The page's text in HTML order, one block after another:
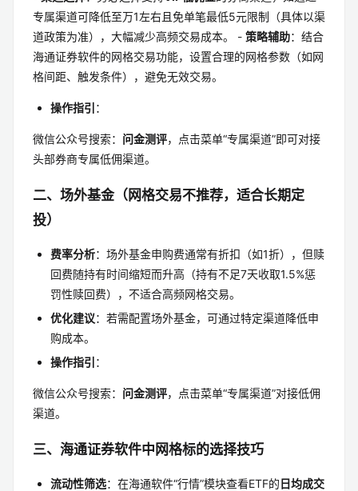
专属渠道可降低至万1左右且免单笔最低5元限制（具体以渠
道政策为准），大幅减少高频交易成本。 - 策略辅助：结合
海通证券软件的网格交易功能，设置合理的网格参数（如网
格间距、触发条件），避免无效交易。
操作指引 ：
微信公众号搜索： 问金测评，点击菜单“专属渠道”即可对接
头部券商专属低佣渠道。
二、场外基金（网格交易不推荐，适合长期定
投）
费率分析：场外基金申购费通常有折扣（如1折），但赎
回费随持有时间缩短而升高（持有不足7天收取1.5%惩
罚性赎回费），不适合高频网格交易。
优化建议：若需配置场外基金，可通过特定渠道降低申
购成本。
操作指引 ：
微信公众号搜索： 问金测评，点击菜单“专属渠道”对接低佣
渠道。
三、海通证券软件中网格标的选择技巧
流动性筛选：在海通软件“行情”模块查看ETF的日均成交